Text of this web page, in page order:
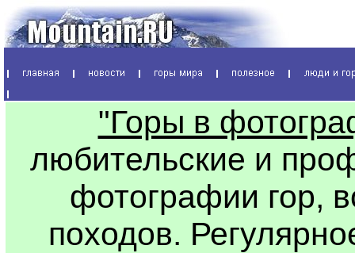
"Горы в
любительские и
фотографии гор,
походов.